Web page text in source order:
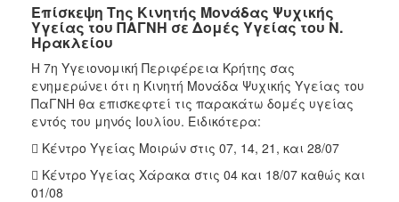
2022
2021
2020
2019
2018
2017
2016
Επίσκεψη Της Κινητής Μονάδας Ψυχικής
Υγείας του ΠΑΓΝΗ σε Δομές Υγείας του Ν.
Ηρακλείου
Η 7η Υγειονομική Περιφέρεια Κρήτης σας
ενημερώνει ότι η Κινητή Μονάδα Ψυχικής Υγείας του
ΠαΓΝΗ θα επισκεφτεί τις παρακάτω δομές υγείας
εντός του μηνός Ιουλίου. Ειδικότερα:
 Κέντρο Υγείας Μοιρών στις 07, 14, 21, και 28/07
 Κέντρο Υγείας Χάρακα στις 04 και 18/07 καθώς και
01/08